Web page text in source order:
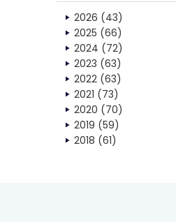
2026 (43)
2025 (66)
2024 (72)
2023 (63)
2022 (63)
2021 (73)
2020 (70)
2019 (59)
2018 (61)